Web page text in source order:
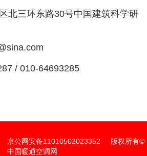
北三环东路30号中国建筑科学研
/ 010-64693285
京公网安备11010502023352 版权所有©
中国暖通空调网